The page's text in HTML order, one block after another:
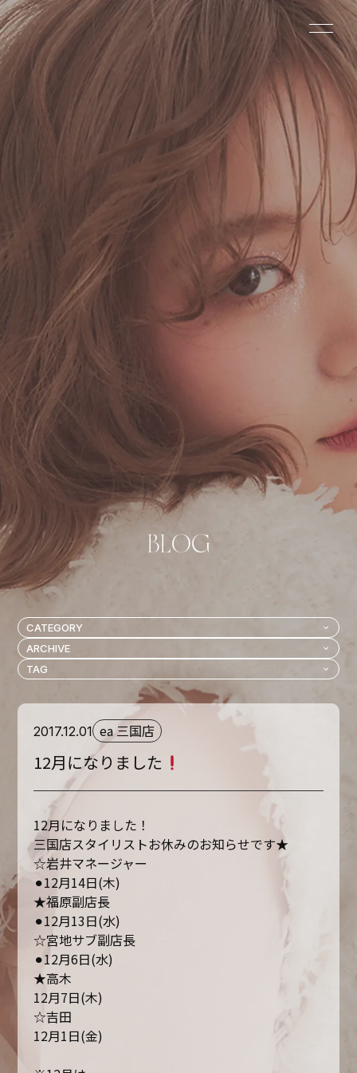
2017.12.01 ea 三国店
12月になりました
12月になりました！
三国店スタイリストお休みのお知らせです★
☆岩井マネージャー
⚫︎12月14日(木)
★福原副店長
⚫︎12月13日(水)
☆宮地サブ副店長
⚫︎12月6日(水)
★高木
12月7日(木)
☆吉田
12月1日(金)